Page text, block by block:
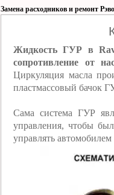
Замена расходников и ремонт
Жидкость ГУР в
сопротивление от
Циркуляция масла
пластмассовый бачок
Сама система ГУР
управления, чтобы
управлять